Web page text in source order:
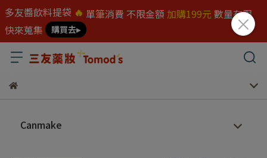
多友醬飲料提袋 🔥 單筆消費 不限金額 加購199元 數量有限
快來蒐集
購買去▸
Canmake